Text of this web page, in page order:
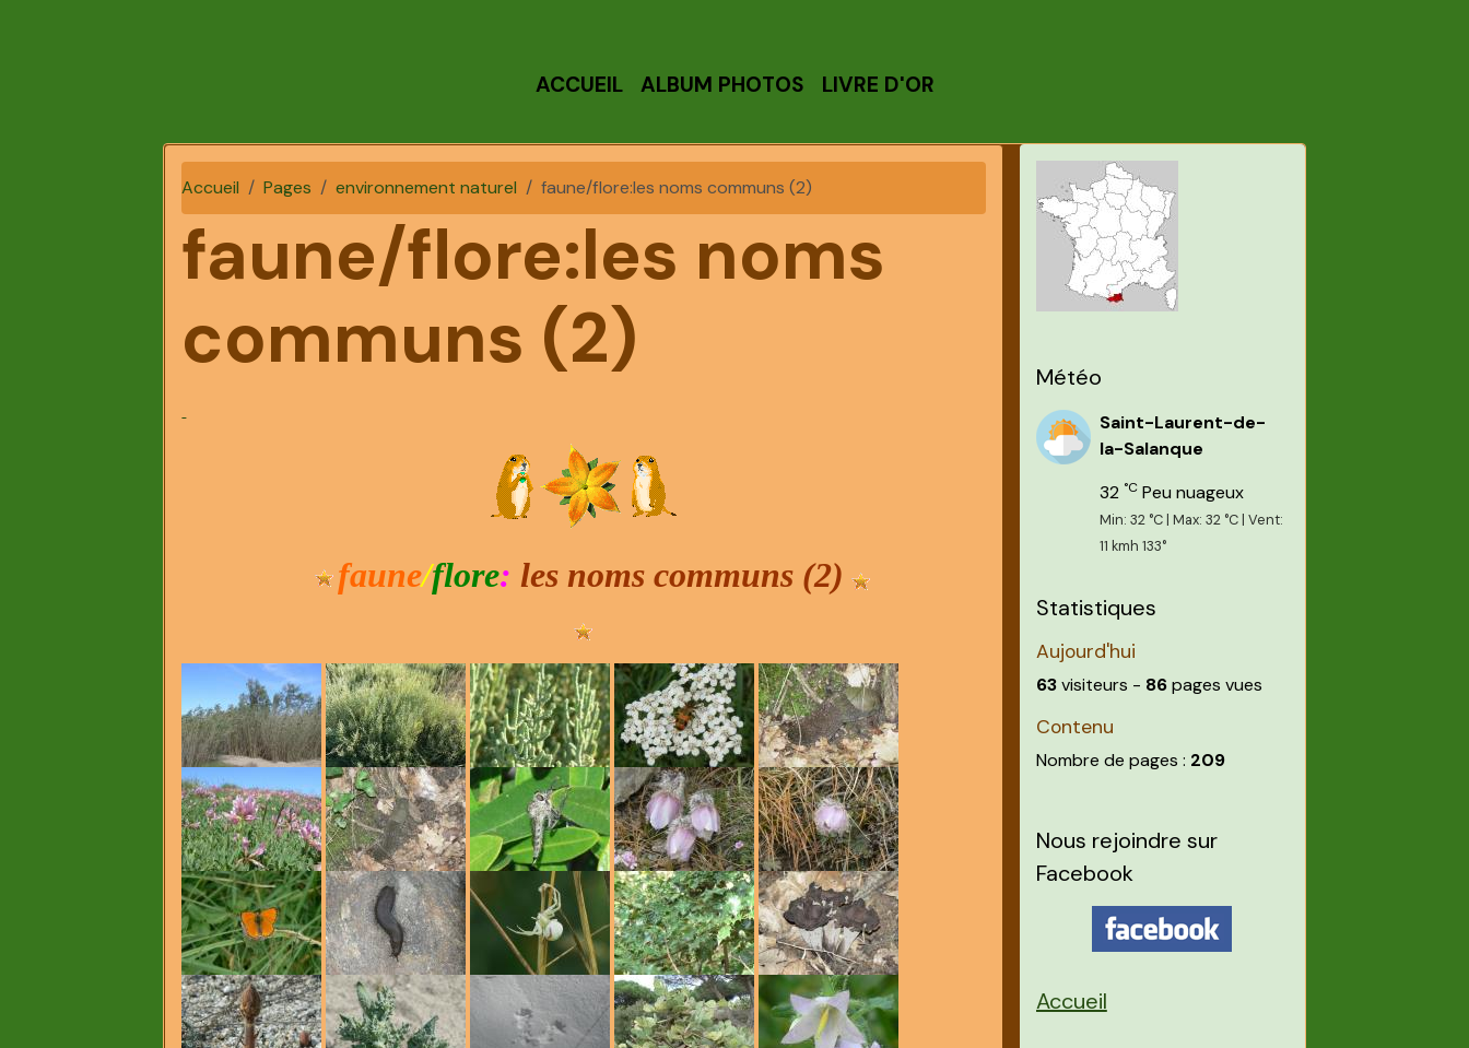
ACCUEIL ALBUM PHOTOS LIVRE D'OR
Accueil Pages environnement naturel faune/flore:les noms communs (2)
faune/flore:les noms
communs (2)
faune/flore: les noms communs (2)
Météo
Saint-Laurent-de-
la-Salanque
32 °CPeu nuageux
Min: 32 °C | Max: 32 °C | Vent:
11 kmh 133°
Statistiques
Aujourd'hui
63visiteurs - 86pages vues
Contenu
Nombre de pages : 209
Nous rejoindre sur
Facebook
Accueil